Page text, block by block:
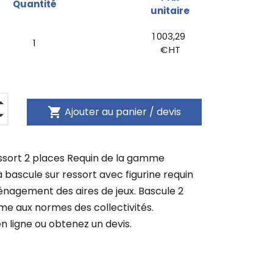
Quantité
unitaire
1
1 003,29
€ HT
shopping_cart Ajouter au panier / devis
2 places Requin de la gamme
à bascule sur ressort avec figurine requin
des aires de jeux. Bascule 2
aux normes des collectivités.
ligne ou obtenez un devis.